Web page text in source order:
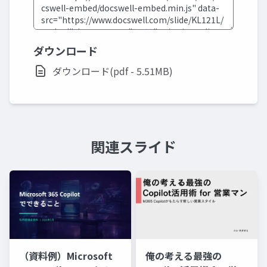
ダウンロード
ダウンロード(pdf - 5.51MB)
関連スライド
（資料例）Microsoft
俺の考える最強の